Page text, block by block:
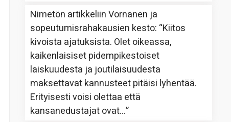
Nimetön artikkeliinVornanen ja
sopeutumisrahakausien kesto: “Kiitos
kivoista ajatuksista. Olet oikeassa,
kaikenlaisiset pidempikestoiset
laiskuudesta ja joutilaisuudesta
maksettavat kannusteet pitäisi lyhentää.
Erityisesti voisi olettaa että
kansanedustajat ovat…”